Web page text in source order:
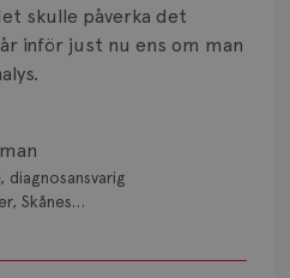
skulle påverka det
inför just nu ens om man
diagnosansvarig
Skånes